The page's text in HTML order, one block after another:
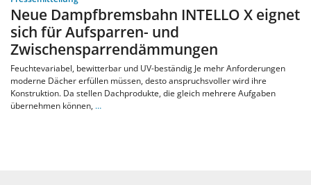
Neue Dampfbremsbahn INTELLO X eignet
sich für Aufsparren- und
Zwischensparrendämmungen
Feuchtevariabel, bewitterbar und UV-beständig Je mehr Anforderungen
moderne Dächer erfüllen müssen, desto anspruchsvoller wird ihre
Konstruktion. Da stellen Dachprodukte, die gleich mehrere Aufgaben
übernehmen können, …